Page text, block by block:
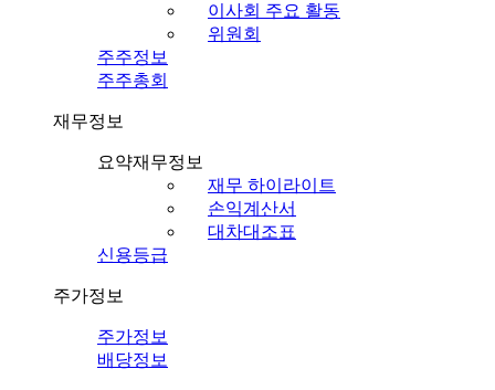
이사회 주요 활동
위원회
주주정보
주주총회
재무정보
요약재무정보
재무 하이라이트
손익계산서
대차대조표
신용등급
주가정보
주가정보
배당정보